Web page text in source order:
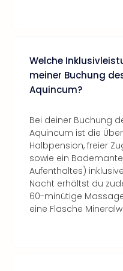
Welche
meiner Buchung
Aquincum?
Bei deiner Buchung
Aquincum ist die
Halbpension, freier
sowie ein
Aufenthaltes)
Nacht erhältst du
60-minütige
eine Flasche